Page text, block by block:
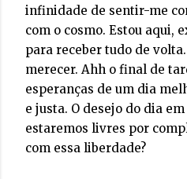
infinidade de sentir-me
com o cosmo. Estou aqui,
para receber tudo de
merecer. Ahh o final de
esperanças de um dia
e justa. O desejo do dia
estaremos livres por
com essa liberdade?